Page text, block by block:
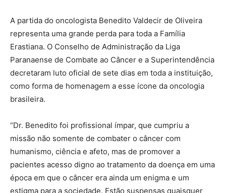
A partida do oncologista Benedito Valdecir de Oliveira
representa uma grande perda para toda a Família
Erastiana. O Conselho de Administração da Liga
Paranaense de Combate ao Câncer e a Superintendência
decretaram luto oficial de sete dias em toda a instituição,
como forma de homenagem a esse ícone da oncologia
brasileira.
“Dr. Benedito foi profissional ímpar, que cumpriu a
missão não somente de combater o câncer com
humanismo, ciência e afeto, mas de promover a
pacientes acesso digno ao tratamento da doença em uma
época em que o câncer era ainda um enigma e um
estigma para a sociedade. Estão suspensas quaisquer